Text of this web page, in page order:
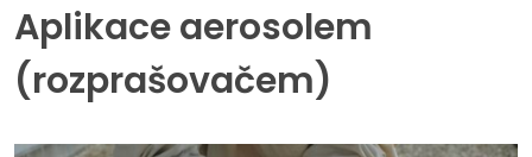
Aplikace aerosolem
(rozprašovačem)